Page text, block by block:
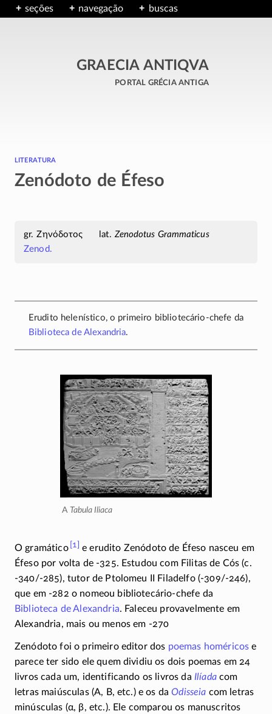
seções navegação buscas
GRAECIA ANTIQVA
portal grécia antiga
literatura
Zenódoto de Éfeso
Ζηνόδοτος
Zenodotus Grammaticus
Zenod.
Erudito helenístico, o primeiro bibliotecário-chefe da
Biblioteca de Alexandria.
A Tabula Iliaca
O gramático [1]
e erudito Zenódoto de Éfeso nasceu em
Éfeso por volta de -325. Estudou com Filitas de Cós (c.
-340/-285), tutor de Ptolomeu II Filadelfo (-309/-246),
que em -282 o nomeou bibliotecário-chefe da
Biblioteca de Alexandria. Faleceu provavelmente em
Alexandria, mais ou menos em -270
Zenódoto foi o primeiro editor dos poemas homéricos e
parece ter sido ele quem dividiu os dois poemas em 24
livros cada um, identificando os livros da Ilíadacom
letras maiúsculas (Α, Β, etc.) e os daOdisseia com letras
minúsculas (α, β, etc.). Ele comparou os manuscritos